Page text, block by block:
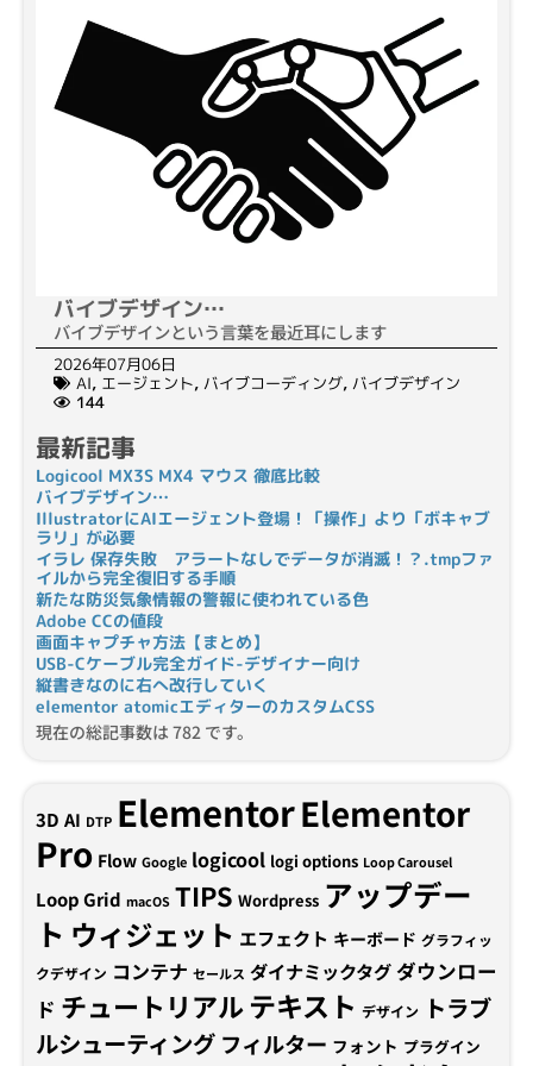
バイブデザイン…
バイブデザインという言葉を最近耳にします
2026年07月06日
AI, エージェント, バイブコーディング, バイブデザイン
144
最新記事
Logicool MX3S MX4 マウス 徹底比較
バイブデザイン…
IllustratorにAIエージェント登場！「操作」より「ボキャブ
ラリ」が必要
イラレ 保存失敗 アラートなしでデータが消滅！？.tmpファ
イルから完全復旧する手順
新たな防災気象情報の警報に使われている色
Adobe CCの値段
画面キャプチャ方法【まとめ】
USB-Cケーブル完全ガイド-デザイナー向け
縦書きなのに右へ改行していく
elementor atomicエディターのカスタムCSS
現在の総記事数は 782 です。
3D AI DTP ElementorElementor
Pro Flow Google logicool logi options Loop Carousel
Loop Grid macOS TIPS Wordpress アップデー
ト ウィジェット エフェクト キーボード グラフィッ
クデザイン コンテナ セールス ダイナミックタグダウンロー
ド チュートリアルテキスト デザイン トラブ
ルシューティング フィルター フォント プラグイン